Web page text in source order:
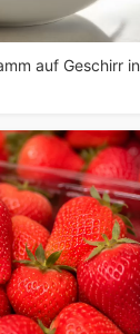
auf Geschirr in